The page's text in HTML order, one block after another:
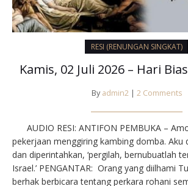
RESI (RENUNGAN SINGKAT)
Kamis, 02 Juli 2026 – Hari
By admin2 | 2 Comments
AUDIO RESI: ANTIFON PEMBUKA –
pekerjaan menggiring kambing domba. Aku
dan diperintahkan, ‘pergilah, bernubuatlah
Israel.’ PENGANTAR: Orang yang diilhami
berhak berbicara tentang perkara rohani